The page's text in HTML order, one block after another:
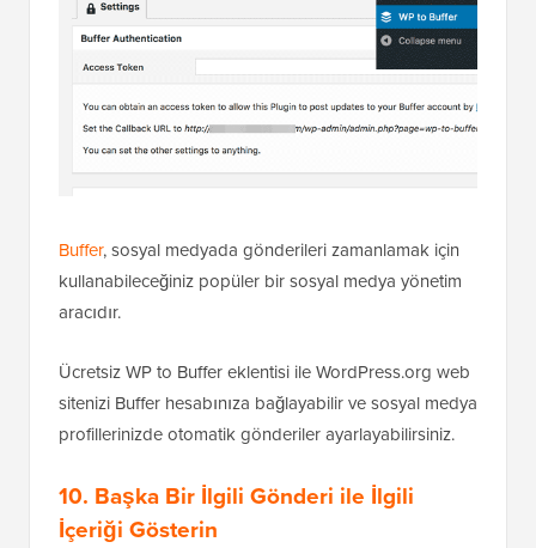
Buffer, sosyal medyada gönderileri zamanlamak için
kullanabileceğiniz popüler bir sosyal medya yönetim
aracıdır.
Ücretsiz WP to Buffer eklentisi ile WordPress.org web
sitenizi Buffer hesabınıza bağlayabilir ve sosyal medya
profillerinizde otomatik gönderiler ayarlayabilirsiniz.
10. Başka Bir İlgili Gönderi ile İlgili
İçeriği Gösterin